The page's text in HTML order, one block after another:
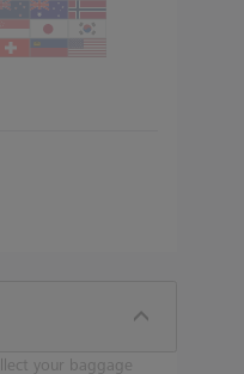
your baggage